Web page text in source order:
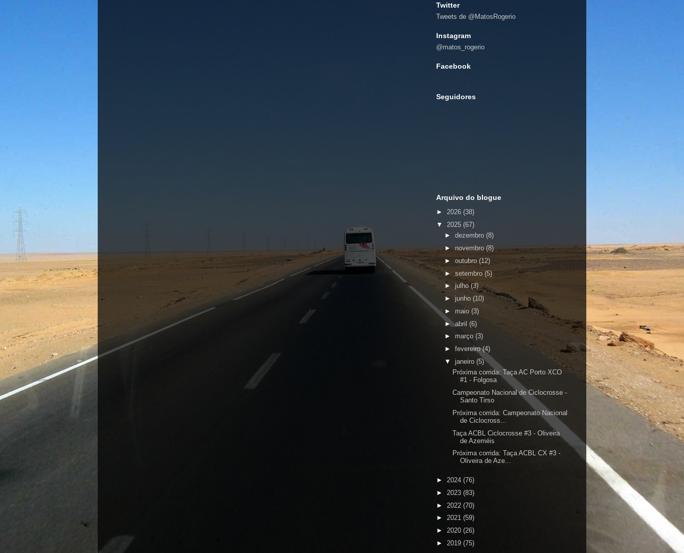
Twitter
Tweets de @MatosRogerio
Instagram
@matos_rogerio
Facebook
Seguidores
Arquivo do blogue
► 2026 (38)
▼ 2025 (67)
► dezembro (8)
►novembro(8)
► outubro (12)
►setembro (5)
► julho(3)
► junho (10)
► maio (3)
►abril (6)
► março (3)
► fevereiro(4)
▼ janeiro (5)
Próxima corrida: Taça AC Porto XCO
#1 - Folgosa
Campeonato Nacional de Ciclocrosse -
Santo Tirso
Próxima corrida: Campeonato Nacional
de Ciclocross...
Taça ACBL Ciclocrosse #3 - Oliveira
de Azeméis
Próxima corrida: Taça ACBL CX #3 -
Oliveira de Aze...
► 2024 (76)
► 2023 (83)
► 2022 (70)
► 2021 (59)
► 2020 (26)
► 2019 (75)